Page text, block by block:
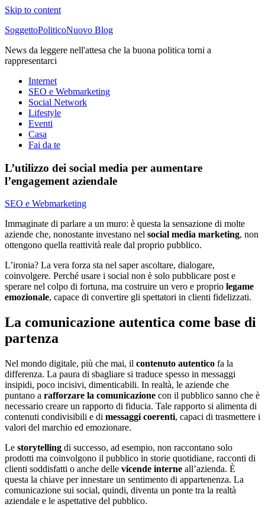
Skip to content
SoggettoPoliticoNuovo Blog
News da leggere nell'attesa che la buona politica torni a
rappresentarci
Internet
SEO e Webmarketing
Social Network
Lifestyle
Eventi
Casa
Fai da te
L’utilizzo dei social media per aumentare
l’engagement aziendale
SEO e Webmarketing
Immaginate di parlare a un muro: è questa la sensazione di molte
aziende che, nonostante investano nel social media marketing, non
ottengono quella reattività reale dal proprio pubblico.
L’ironia? La vera forza sta nel saper ascoltare, dialogare,
coinvolgere. Perché usare i social non è solo pubblicare post e
sperare nel colpo di fortuna, ma costruire un vero e proprio legame
emozionale, capace di convertire gli spettatori in clienti fidelizzati.
La comunicazione autentica come base di
partenza
Nel mondo digitale, più che mai, il contenuto autentico fa la
differenza. La paura di sbagliare si traduce spesso in messaggi
insipidi, poco incisivi, dimenticabili. In realtà, le aziende che
puntano a rafforzare la comunicazione con il pubblico sanno che è
necessario creare un rapporto di fiducia. Tale rapporto si alimenta di
contenuti condivisibili e di messaggi coerenti, capaci di trasmettere i
valori del marchio ed emozionare.
Le storytelling di successo, ad esempio, non raccontano solo
prodotti ma coinvolgono il pubblico in storie quotidiane, racconti di
clienti soddisfatti o anche delle vicende interne all’azienda. È
questa la chiave per innestare un sentimento di appartenenza. La
comunicazione sui social, quindi, diventa un ponte tra la realtà
aziendale e le aspettative del pubblico.